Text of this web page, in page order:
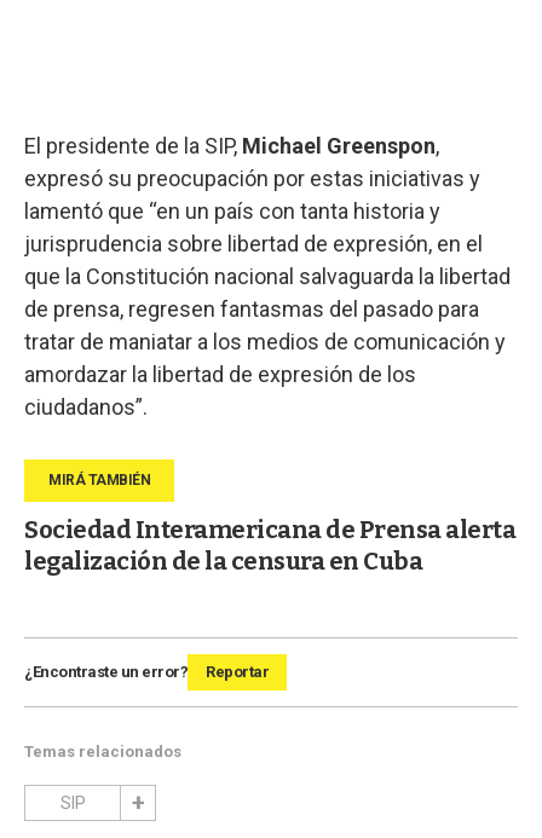
El presidente de la SIP, Michael Greenspon,
expresó su preocupación por estas iniciativas y
lamentó que “en un país con tanta historia y
jurisprudencia sobre libertad de expresión, en el
que la Constitución nacional salvaguarda la libertad
de prensa, regresen fantasmas del pasado para
tratar de maniatar a los medios de comunicación y
amordazar la libertad de expresión de los
ciudadanos”.
Sociedad Interamericana de Prensa alerta
legalización de la censura en Cuba
¿Encontraste un error? Reportar
Temas relacionados
SIP